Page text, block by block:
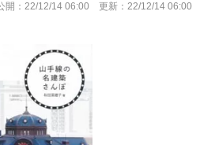
開： 22/12/14 06:00 更新： 22/12/14 06:00